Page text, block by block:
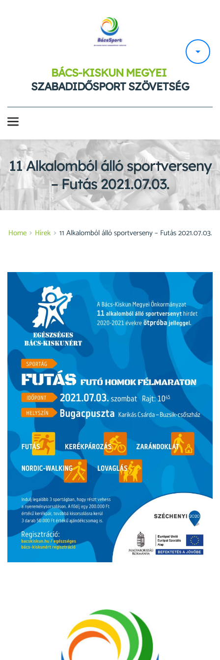
SZABADIDŐSPORT SZÖVETSÉG
11 Alkalomból álló sportverseny
– Futás 2021.07.03.
Home Hírek 11 Alkalomból álló sportverseny – Futás 2021.07.03.